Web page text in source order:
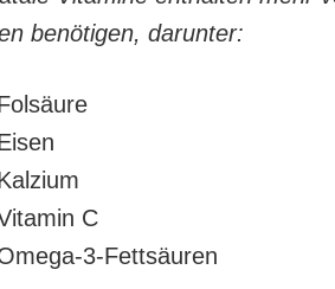
benötigen, darunter:
C
3-Fettsäuren